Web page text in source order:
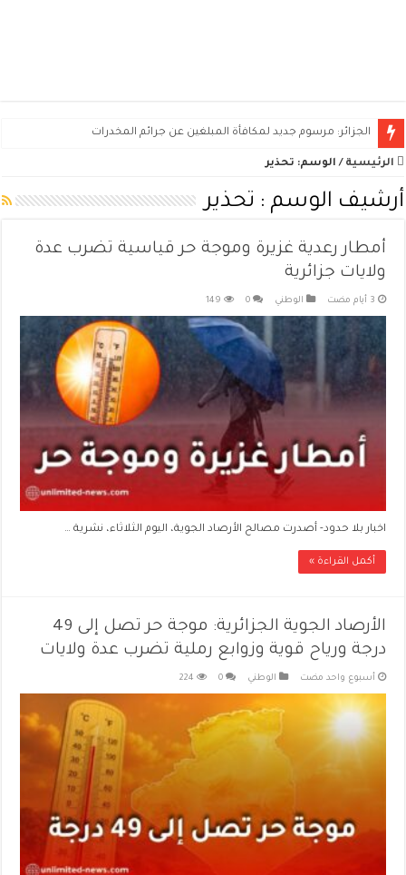
صندوق التوفير والاحتياط يطرح 2490 سكناً ومحلاً تجارياً للبيع في 11 ولاية
الرئيسية / الوسم: تحذير
أرشيف الوسم : تحذير
أمطار رعدية غزيرة وموجة حر قياسية تضرب عدة
ولايات جزائرية
الوطني 0
149
اخبار بلا حدود- أصدرت مصالح الأرصاد الجوية، اليوم الثلاثاء، نشرية …
أكمل القراءة »
الأرصاد الجوية الجزائرية: موجة حر تصل إلى 49
درجة ورياح قوية وزوابع رملية تضرب عدة ولايات
‏أسبوع واحد مضت الوطني 0
224